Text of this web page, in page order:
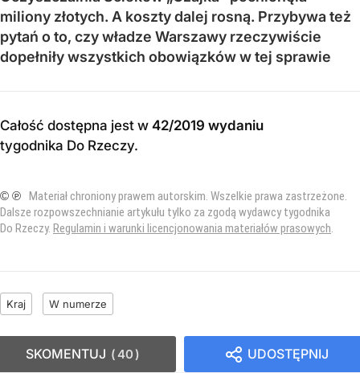
miliony złotych. A koszty dalej rosną. Przybywa też
pytań o to, czy władze Warszawy rzeczywiście
dopełniły wszystkich obowiązków w tej sprawie
Całość dostępna jest w 42/2019 wydaniu
tygodnika Do Rzeczy.
© ℗ Materiał chroniony prawem autorskim. Wszelkie prawa zastrzeżone.
Dalsze rozpowszechnianie artykułu tylko za zgodą wydawcy tygodnika
Do Rzeczy. Regulamin i warunki licencjonowania materiałów prasowych
Kraj W numerze
UDOSTĘPNIJ
SKOMENTUJ 40